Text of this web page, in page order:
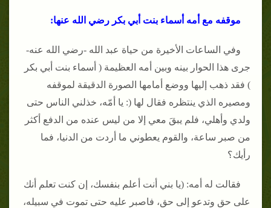
موقفه مع أمه أسماء بنت أبي بكر رضي الله عنها:
وفي الساعات الأخيرة من حياة عبد الله -رضي الله عنه-
جرى هذا الحوار بينه وبين أمه العظيمة ( أسماء بنت أبي بكر
) فقد ذهب إليها ووضع أمامها الصورة الدقيقة لموقفه
ومصيره الذي ينتظره فقال لها (: يا أمّه، خذلني الناس حتى
ولدي وأهلي، فلم يبقَ معي إلا من ليس عنده من الدفع أكثر
من صبر ساعة، والقوم يعطوني ما أردت من الدنيا، فما
رأيك؟
فقالت له أمه: (يا بني أنت أعلم بنفسك، إن كنت تعلم أنك
على حق وتدعو إلى حق، فاصبر عليه حتى تموت في سبيله،